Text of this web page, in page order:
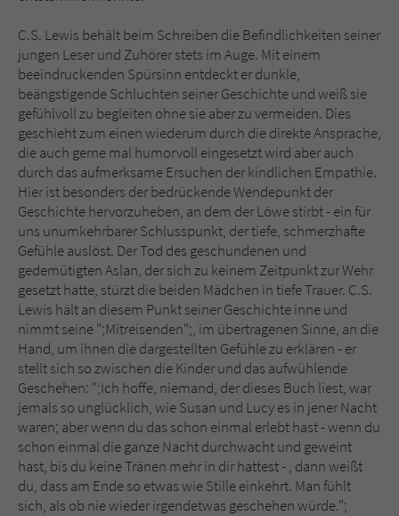
C.S. Lewis behält beim Schreiben die Befindlichkeiten seiner
jungen Leser und Zuhörer stets im Auge. Mit einem
beeindruckenden Spürsinn entdeckt er dunkle,
beängstigende Schluchten seiner Geschichte und weiß sie
gefühlvoll zu begleiten ohne sie aber zu vermeiden. Dies
geschieht zum einen wiederum durch die direkte Ansprache,
die auch gerne mal humorvoll eingesetzt wird aber auch
durch das aufmerksame Ersuchen der kindlichen Empathie.
Hier ist besonders der bedrückende Wendepunkt der
Geschichte hervorzuheben, an dem der Löwe stirbt - ein für
uns unumkehrbarer Schlusspunkt, der tiefe, schmerzhafte
Gefühle auslöst. Der Tod des geschundenen und
gedemütigten Aslan, der sich zu keinem Zeitpunkt zur Wehr
gesetzt hatte, stürzt die beiden Mädchen in tiefe Trauer. C.S.
Lewis hält an diesem Punkt seiner Geschichte inne und
nimmt seine ";Mitreisenden";, im übertragenen Sinne, an die
Hand, um ihnen die dargestellten Gefühle zu erklären - er
stellt sich so zwischen die Kinder und das aufwühlende
Geschehen: ";Ich hoffe, niemand, der dieses Buch liest, war
jemals so unglücklich, wie Susan und Lucy es in jener Nacht
waren; aber wenn du das schon einmal erlebt hast - wenn du
schon einmal die ganze Nacht durchwacht und geweint
hast, bis du keine Tränen mehr in dir hattest - , dann weißt
du, dass am Ende so etwas wie Stille einkehrt. Man fühlt
sich, als ob nie wieder irgendetwas geschehen würde.";